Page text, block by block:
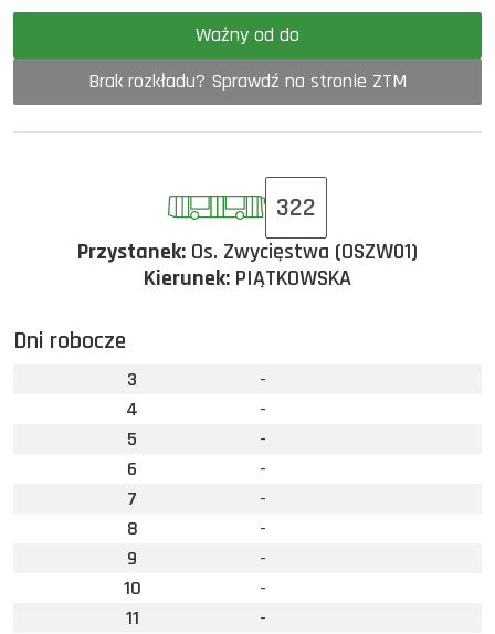
Ważny od do
Brak rozkładu? Sprawdź na stronie ZTM
322
Przystanek: Os. Zwycięstwa (OSZW01)
Kierunek: PIĄTKOWSKA
Dni robocze
3
-
4
-
5
-
6
-
7
-
8
-
9
-
10
-
11
-